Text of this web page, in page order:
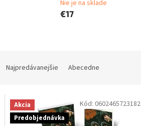
Nie je na sklade
€17
Najpredávanejšie Abecedne
Akcia
Predobjednávka
Kód: 0602465723182